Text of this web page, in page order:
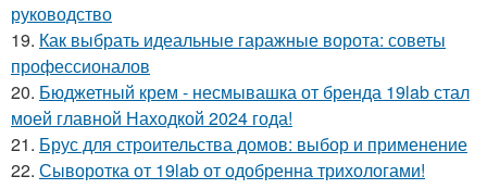
руководство
19. Как выбрать идеальные гаражные ворота: советы
профессионалов
20. Бюджетный крем - несмывашка от бренда 19lab стал
моей главной Находкой 2024 года!
21. Брус для строительства домов: выбор и применение
22. Сыворотка от 19lab от одобренна трихологами!